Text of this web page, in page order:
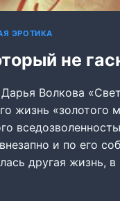
ЭРОТИКА
не
Волкова
жизнь «золотого
и по его
другая жизнь, в